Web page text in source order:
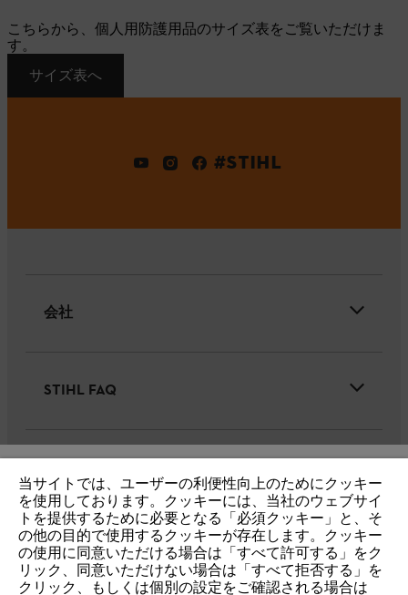
こちらから、個人用防護用品のサイズ表をご覧いただけま
す。
サイズ表へ
#STIHL
会社
STIHL FAQ
個人情報保護・サイトの利用 クッキー
IHR BROWSER WIRD NICHT
UNTERSTÜTZT
Sie nutzen einen Browser, den wir noch nicht unterstützen. Für
当サイトでは、ユーザーの利便性向上のためにクッキー
を使用しております。クッキーには、当社のウェブサイ
トを提供するために必要となる「必須クッキー」と、そ
の他の目的で使用するクッキーが存在します。クッキー
の使用に同意いただける場合は「すべて許可する」をク
リック、同意いただけない場合は「すべて拒否する」を
クリック、もしくは個別の設定をご確認される場合は